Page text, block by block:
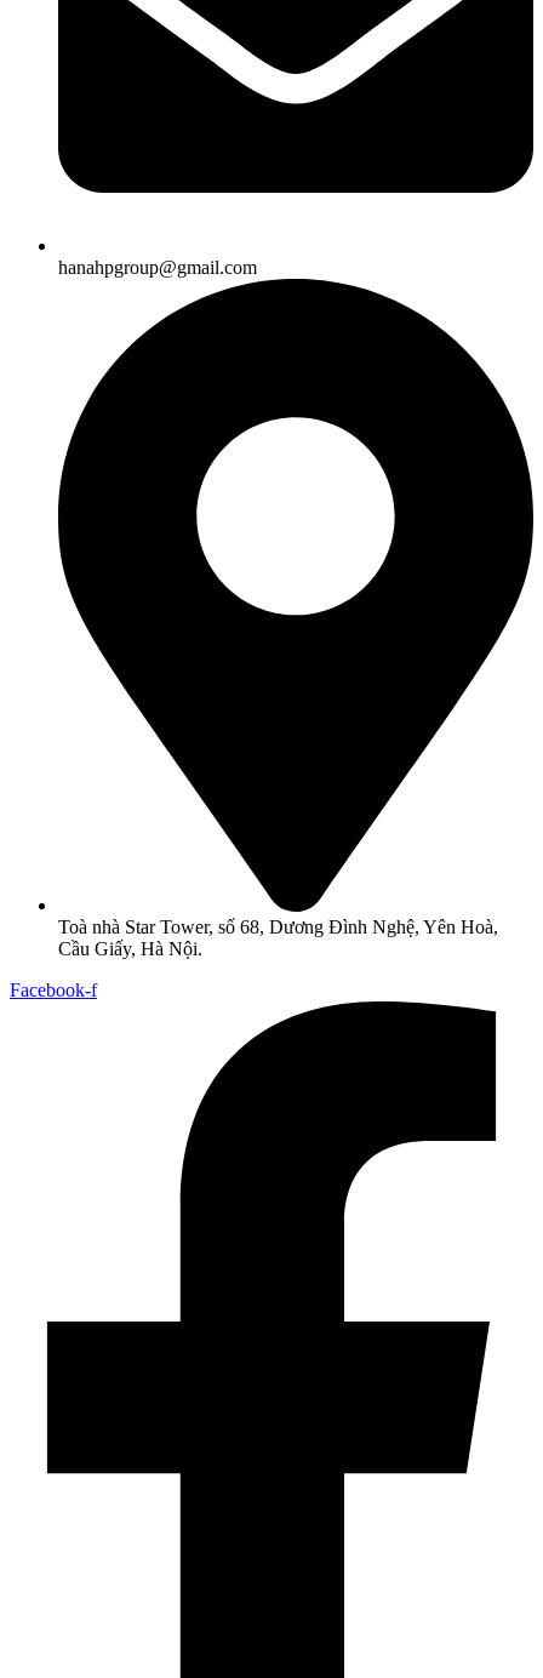
hanahpgroup@gmail.com
Toà nhà Star Tower, số 68, Dương Đình Nghệ, Yên Hoà,
Cầu Giấy, Hà Nội.
Facebook-f